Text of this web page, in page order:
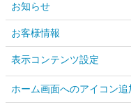
お知らせ
お客様情報
表示コンテンツ設定
ホーム画面へのアイコン追